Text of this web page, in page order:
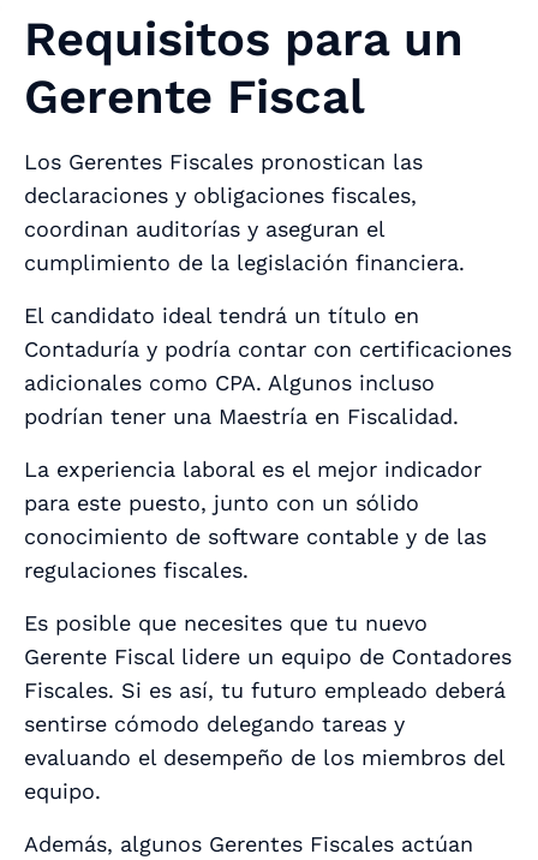
Requisitos para un
Gerente Fiscal
Los Gerentes Fiscales pronostican las
declaraciones y obligaciones fiscales,
coordinan auditorías y aseguran el
cumplimiento de la legislación financiera.
El candidato ideal tendrá un título en
Contaduría y podría contar con certificaciones
adicionales como CPA. Algunos incluso
podrían tener una Maestría en Fiscalidad.
La experiencia laboral es el mejor indicador
para este puesto, junto con un sólido
conocimiento de software contable y de las
regulaciones fiscales.
Es posible que necesites que tu nuevo
Gerente Fiscal lidere un equipo de Contadores
Fiscales. Si es así, tu futuro empleado deberá
sentirse cómodo delegando tareas y
evaluando el desempeño de los miembros del
equipo.
Además, algunos Gerentes Fiscales actúan